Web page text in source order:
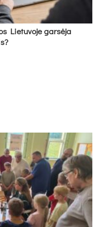
Lietuvoje garsėja